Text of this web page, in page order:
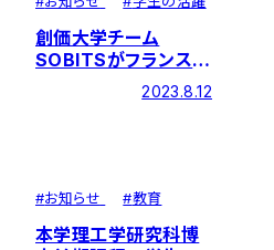
創価大学チーム
SOBITSがフランスで
「RoboCup23
2023.8.12
#お知らせ #教育
本学理工学研究科博